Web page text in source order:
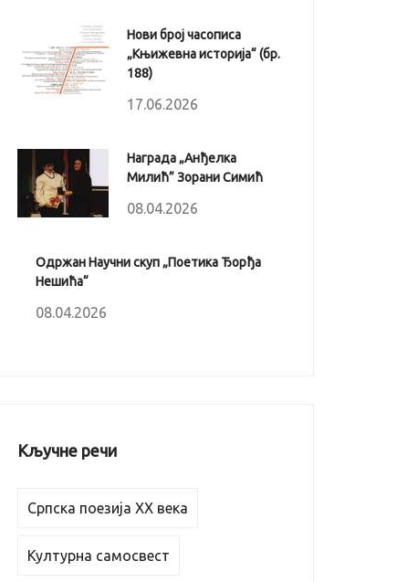
Нови број часописа
„Књижевна историја“ (бр.
188)
17.06.2026
Награда „Анђелка
Милић” Зорани Симић
08.04.2026
Одржан Научни скуп „Поетика Ђорђа
Нешића“
08.04.2026
Кључне речи
Српска поезија XX века
Културна самосвест